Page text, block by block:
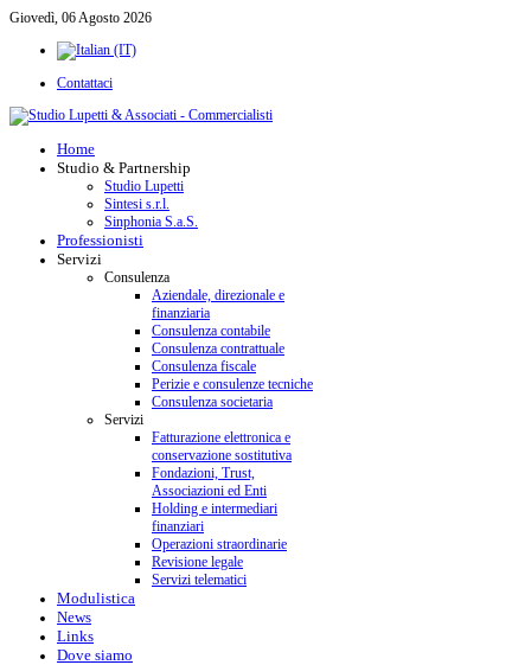
Giovedì, 06 Agosto 2026
Contattaci
Home
Studio & Partnership
Studio Lupetti
Sintesi s.r.l.
Sinphonia S.a.S.
Professionisti
Servizi
Consulenza
Aziendale, direzionale e
finanziaria
Consulenza contabile
Consulenza contrattuale
Consulenza fiscale
Perizie e consulenze tecniche
Consulenza societaria
Servizi
Fatturazione elettronica e
conservazione sostitutiva
Fondazioni, Trust,
Associazioni ed Enti
Holding e intermediari
finanziari
Operazioni straordinarie
Revisione legale
Servizi telematici
Modulistica
News
Links
Dove siamo